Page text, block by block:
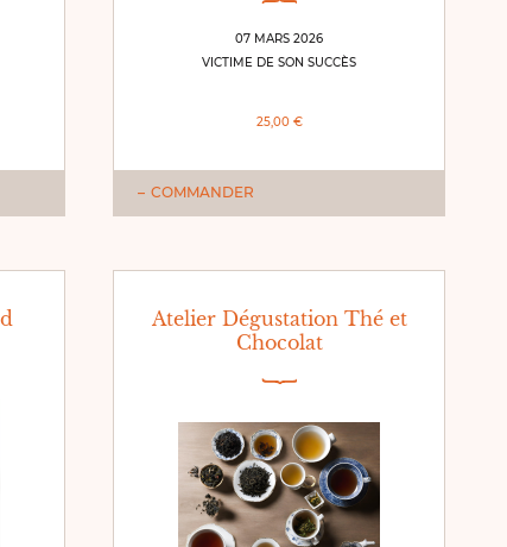
07 MARS 2026
VICTIME DE SON SUCCÈS
25,00 €
COMMANDER
Atelier Dégustation Thé et
Chocolat